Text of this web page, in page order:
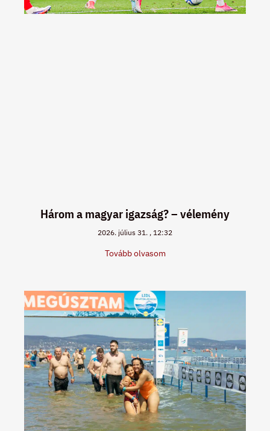
Három a magyar igazság? – vélemény
2026. július 31. 12:32
Tovább olvasom